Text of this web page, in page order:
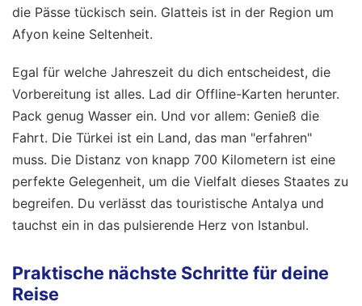
die Pässe tückisch sein. Glatteis ist in der Region um
Afyon keine Seltenheit.
Egal für welche Jahreszeit du dich entscheidest, die
Vorbereitung ist alles. Lad dir Offline-Karten herunter.
Pack genug Wasser ein. Und vor allem: Genieß die
Fahrt. Die Türkei ist ein Land, das man "erfahren"
muss. Die Distanz von knapp 700 Kilometern ist eine
perfekte Gelegenheit, um die Vielfalt dieses Staates zu
begreifen. Du verlässt das touristische Antalya und
tauchst ein in das pulsierende Herz von Istanbul.
Praktische nächste Schritte für deine
Reise